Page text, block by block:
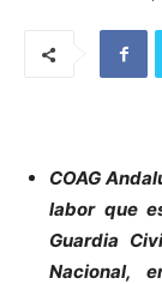
COAG
labor que
Guardia
Nacional,